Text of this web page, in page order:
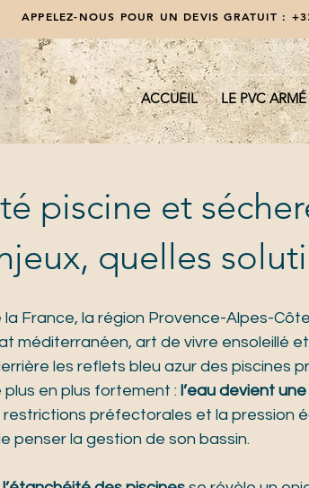
APPELEZ-NOUS POUR UN DEVIS GRATUIT :
ACCUEIL LE PVC ARMÉ
piscine et
quelles
France, la région Provence-Alpes-Côte
méditerranéen, art de vivre ensoleillé
les reflets bleu azur des piscines
plus en plus fortement : l’eau devient
restrictions préfectorales et la pression
penser la gestion de son bassin.